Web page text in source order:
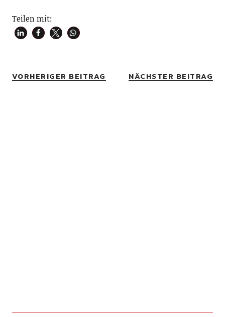
Teilen mit:
VORHERIGER BEITRAG NÄCHSTER BEITRAG